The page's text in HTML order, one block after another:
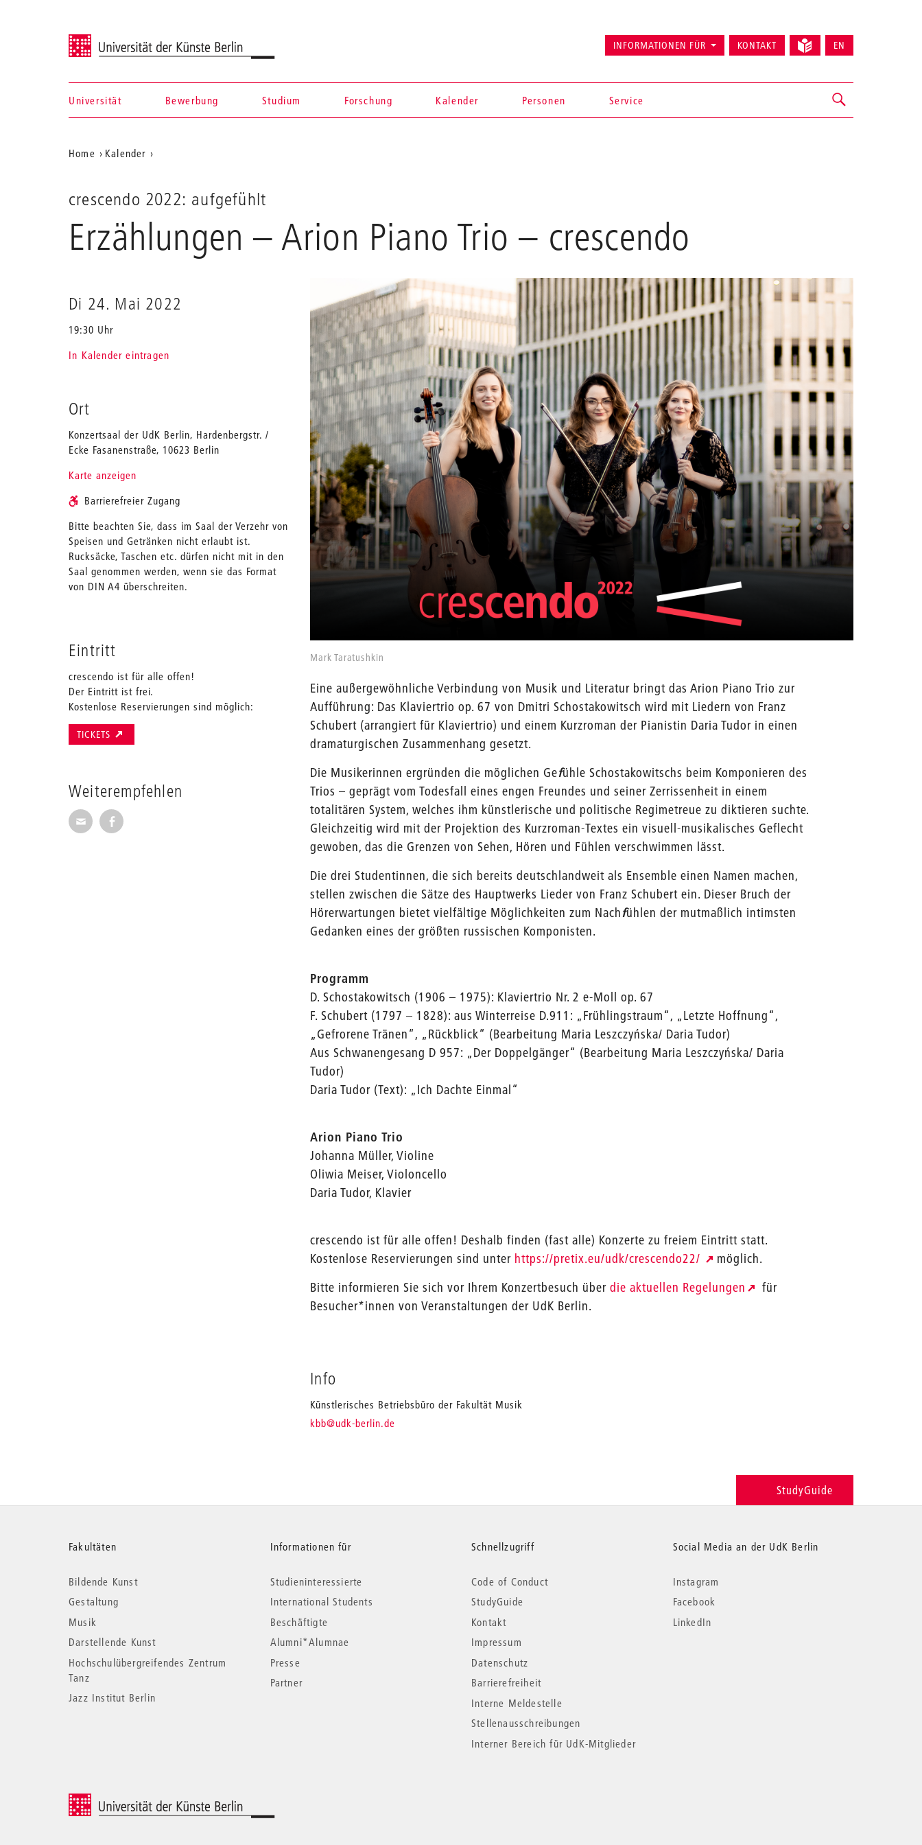
Universität der Künste Berlin
Navigation &
Universität Bewerbung Studium Forschung Kalender Personen Service
INFORMATIONEN FÜR KONTAKT EN
Aktuelle
auf
der
Webseite
Home
Kalender
Arion
Piano
crescendo 2022: aufgefühlt
Erzählungen – Arion Piano Trio – crescendo
Di 24. Mai 2022
19:30 Uhr
In Kalender eintragen
Ort
Konzertsaal der UdK Berlin, Hardenbergstr. /
Ecke Fasanenstraße, 10623 Berlin
Karte anzeigen
Barrierefreier Zugang
Bitte beachten Sie, dass im Saal der Verzehr von
Speisen und Getränken nicht erlaubt ist.
Rucksäcke, Taschen etc. dürfen nicht mit in den
Saal genommen werden, wenn sie das Format
von DIN A4 überschreiten.
Eintritt
crescendo ist für alle offen!
Der Eintritt ist frei.
Kostenlose Reservierungen sind möglich:
TICKETS
Weiterempfehlen
Seite per E-Mail weiterempfehlen
Seite auf Facebook weiterempfehlen
Mark Taratushkin
Eine außergewöhnliche Verbindung von Musik und Literatur bringt das Arion Piano Trio zur
Aufführung: Das Klaviertrio op. 67 von Dmitri Schostakowitsch wird mit Liedern von Franz
Schubert (arrangiert für Klaviertrio) und einem Kurzroman der Pianistin Daria Tudor in einen
dramaturgischen Zusammenhang gesetzt.
Die Musikerinnen ergründen die möglichen Gefühle Schostakowitschs beim Komponieren des
Trios – geprägt vom Todesfall eines engen Freundes und seiner Zerrissenheit in einem
totalitären System, welches ihm künstlerische und politische Regimetreue zu diktieren suchte.
Gleichzeitig wird mit der Projektion des Kurzroman-Textes ein visuell-musikalisches Geflecht
gewoben, das die Grenzen von Sehen, Hören und Fühlen verschwimmen lässt.
Die drei Studentinnen, die sich bereits deutschlandweit als Ensemble einen Namen machen,
stellen zwischen die Sätze des Hauptwerks Lieder von Franz Schubert ein. Dieser Bruch der
Hörerwartungen bietet vielfältige Möglichkeiten zum Nachfühlen der mutmaßlich intimsten
Gedanken eines der größten russischen Komponisten.
Programm
D. Schostakowitsch (1906 – 1975): Klaviertrio Nr. 2 e-Moll op. 67
F. Schubert (1797 – 1828): aus Winterreise D.911: „Frühlingstraum“, „Letzte Hoffnung“,
„Gefrorene Tränen“, „Rückblick“ (Bearbeitung Maria Leszczyńska/ Daria Tudor)
Aus Schwanengesang D 957: „Der Doppelgänger“ (Bearbeitung Maria Leszczyńska/ Daria
Tudor)
Daria Tudor (Text): „Ich Dachte Einmal“
Arion Piano Trio
Johanna Müller, Violine
Oliwia Meiser, Violoncello
Daria Tudor, Klavier
crescendo ist für alle offen! Deshalb finden (fast alle) Konzerte zu freiem Eintritt statt.
Kostenlose Reservierungen sind unter https://pretix.eu/udk/crescendo22/
möglich.
Bitte informieren Sie sich vor Ihrem Konzertbesuch überdie aktuellen Regelungen
für
Besucher*innen von Veranstaltungen der UdK Berlin.
Info
Künstlerisches Betriebsbüro der Fakultät Musik
kbb_
@udk-berlin.de
StudyGuide
Weitere
Informationen
Fakultäten
Bildende Kunst
Gestaltung
Musik
Darstellende Kunst
Hochschulübergreifendes Zentrum
Tanz
Jazz Institut Berlin
Informationen für
Studieninteressierte
International Students
Beschäftigte
Alumni*Alumnae
Presse
Partner
Schnellzugriff
Code of Conduct
StudyGuide
Kontakt
Impressum
Datenschutz
Barrierefreiheit
Interne Meldestelle
Stellenausschreibungen
Interner Bereich für UdK-Mitglieder
Social Media an der UdK Berlin
Instagram
Facebook
LinkedIn
© 2026 Universität der Künste Berlin